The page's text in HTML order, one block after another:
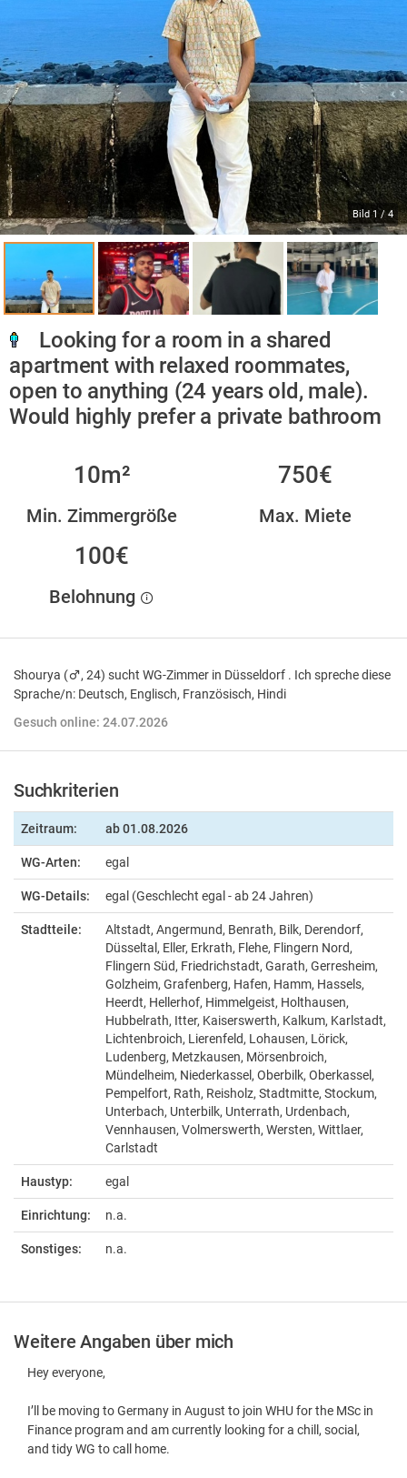
Bild 1 /4
Looking for a room in a shared
apartment with relaxed roommates,
open to anything (24 years old, male).
Would highly prefer a private bathroom
10m²
Min. Zimmergröße
750€
Max. Miete
100€
Belohnung
Shourya (
, 24) sucht WG-Zimmer in Düsseldorf . Ich spreche diese
Sprache/n: Deutsch, Englisch, Französisch, Hindi
Gesuch online: 24.07.2026
Suchkriterien
Zeitraum: ab01.08.2026
WG-Arten: egal
WG-Details: egal (Geschlecht egal - ab 24 Jahren)
Stadtteile:
Altstadt, Angermund, Benrath, Bilk, Derendorf,
Düsseltal, Eller, Erkrath, Flehe, Flingern Nord,
Flingern Süd, Friedrichstadt, Garath, Gerresheim,
Golzheim, Grafenberg, Hafen, Hamm, Hassels,
Heerdt, Hellerhof, Himmelgeist, Holthausen,
Hubbelrath, Itter, Kaiserswerth, Kalkum, Karlstadt,
Lichtenbroich, Lierenfeld, Lohausen, Lörick,
Ludenberg, Metzkausen, Mörsenbroich,
Mündelheim, Niederkassel, Oberbilk, Oberkassel,
Pempelfort, Rath, Reisholz, Stadtmitte, Stockum,
Unterbach, Unterbilk, Unterrath, Urdenbach,
Vennhausen, Volmerswerth, Wersten, Wittlaer,
Carlstadt
Haustyp: egal
Einrichtung: n.a.
Sonstiges: n.a.
Weitere Angaben über mich
Hey everyone,
I’ll be moving to Germany in August to join WHU for the MSc in
Finance program and am currently looking for a chill, social,
and tidy WG to call home.